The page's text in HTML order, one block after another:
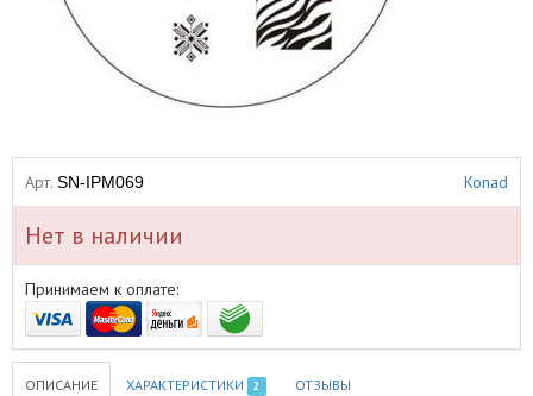
Арт. SN-IPM069 Konad
Нет в наличии
Принимаем к оплате:
ОПИСАНИЕ ХАРАКТЕРИСТИКИ 2 ОТЗЫВЫ